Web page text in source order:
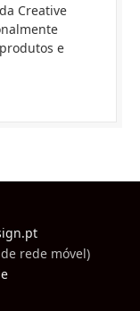
Creative
e
rede móvel)